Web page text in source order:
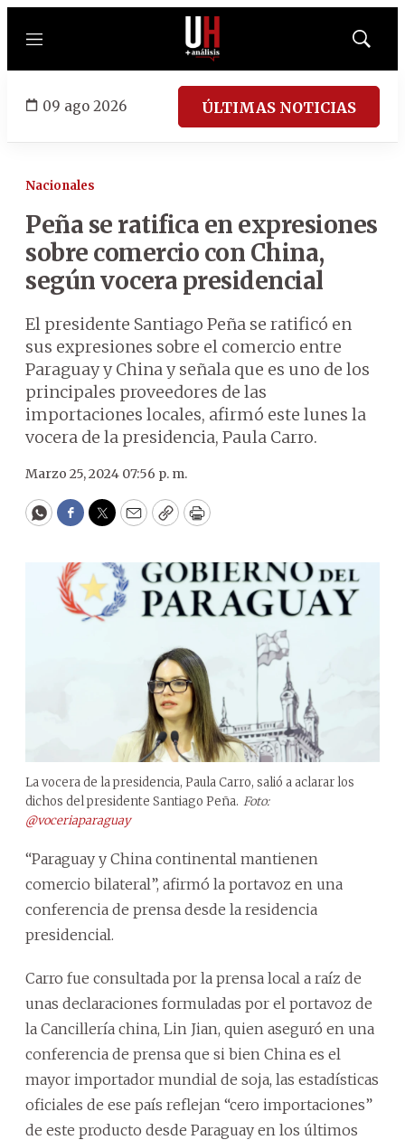
Menú
Mostrar
09 ago 2026 ÚLTIMAS NOTICIAS
Nacionales
Peña se ratifica en expresiones
sobre comercio con China,
según vocera presidencial
El presidente Santiago Peña se ratificó en
sus expresiones sobre el comercio entre
Paraguay y China y señala que es uno de los
principales proveedores de las
importaciones locales, afirmó este lunes la
vocera de la presidencia, Paula Carro.
Marzo 25, 2024 07:56 p. m.
WhatsApp
Facebook
Twitter
EmailCopyPrint
La vocera de la presidencia, Paula Carro, salió a aclarar los
dichos del presidente Santiago Peña. Foto:
@voceriaparaguay
“Paraguay y China continental mantienen
comercio bilateral”, afirmó la portavoz en una
conferencia de prensa desde la residencia
presidencial.
Carro fue consultada por la prensa local a raíz de
unas declaraciones formuladas por el portavoz de
la Cancillería china, Lin Jian, quien aseguró en una
conferencia de prensa que si bien China es el
mayor importador mundial de soja, las estadísticas
oficiales de ese país reflejan “cero importaciones”
de este producto desde Paraguay en los últimos